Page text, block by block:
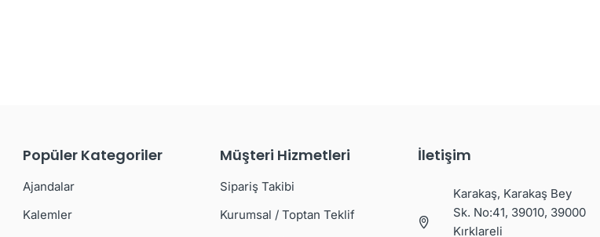
Popüler Kategoriler
Ajandalar
Kalemler
Müşteri Hizmetleri
Sipariş Takibi
Kurumsal / Toptan Teklif
İletişim
Karakaş, Karakaş Bey
Sk. No:41, 39010, 39000
Kırklareli